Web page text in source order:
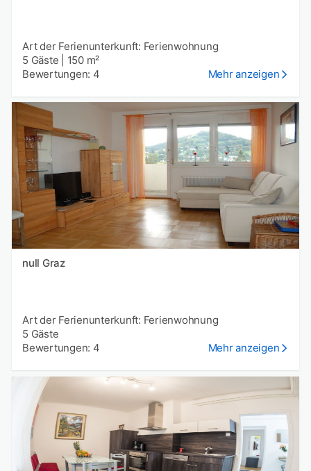
Art der Ferienunterkunft: Ferienwohnung
5 Gäste
150 m²
Bewertungen: 4
Mehr anzeigen
null Graz
Art der Ferienunterkunft: Ferienwohnung
5 Gäste
Bewertungen: 4
Mehr anzeigen